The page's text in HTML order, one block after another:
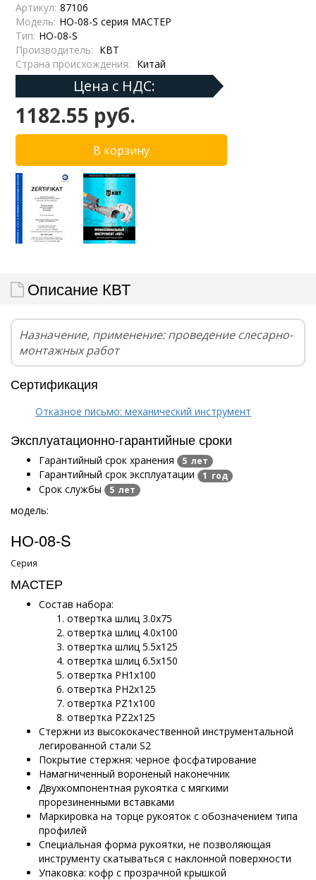
Артикул: 87106
Модель: НО-08-S серия МАСТЕР
Тип: НО-08-S
Производитель: КВТ
Страна происхождения: Китай
Цена с НДС:
1182.55 руб.
Описание КВТ
Назначение, применение: проведение слесарно-
монтажных работ
Сертификация
Отказное письмо: механический инструмент
Эксплуатационно-гарантийные сроки
Гарантийный срок хранения 5 лет
Гарантийный срок эксплуатации 1 год
Срок службы 5 лет
модель:
НО-08-S
Серия
МАСТЕР
Состав набора:
отвертка шлиц 3.0х75
отвертка шлиц 4.0х100
отвертка шлиц 5.5х125
отвертка шлиц 6.5х150
отвертка PH1х100
отвертка PH2х125
отвертка PZ1х100
отвертка PZ2х125
Стержни из высококачественной инструментальной
легированной стали S2
Покрытие стержня: черное фосфатирование
Намагниченный вороненый наконечник
Двухкомпонентная рукоятка с мягкими
прорезиненными вставками
Маркировка на торце рукояток с обозначением типа
профилей
Специальная форма рукоятки, не позволяющая
инструменту скатываться с наклонной поверхности
Упаковка: кофр с прозрачной крышкой